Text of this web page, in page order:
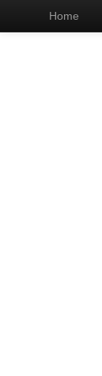
Home